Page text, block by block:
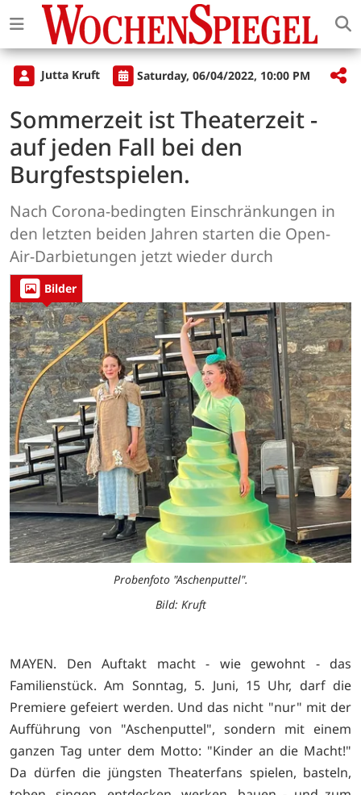
Jutta Kruft Saturday, 06/04/2022, 10:00 PM
Sommerzeit ist Theaterzeit -
auf jeden Fall bei den
Burgfestspielen.
Nach Corona-bedingten Einschränkungen in
den letzten beiden Jahren starten die Open-
Air-Darbietungen jetzt wieder durch
Bilder
Probenfoto "Aschenputtel".
Bild: Kruft
MAYEN. Den Auftakt macht - wie gewohnt - das
Familienstück. Am Sonntag, 5. Juni, 15 Uhr, darf die
Premiere gefeiert werden. Und das nicht "nur" mit der
Aufführung von "Aschenputtel", sondern mit einem
ganzen Tag unter dem Motto: "Kinder an die Macht!"
Da dürfen die jüngsten Theaterfans spielen, basteln,